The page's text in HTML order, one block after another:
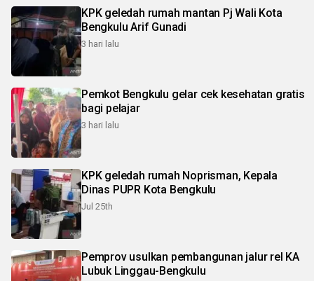
KPK geledah rumah mantan Pj Wali Kota
Bengkulu Arif Gunadi
3 hari lalu
Pemkot Bengkulu gelar cek kesehatan gratis
bagi pelajar
3 hari lalu
KPK geledah rumah Noprisman, Kepala
Dinas PUPR Kota Bengkulu
Jul 25th
Pemprov usulkan pembangunan jalur rel KA
Lubuk Linggau-Bengkulu